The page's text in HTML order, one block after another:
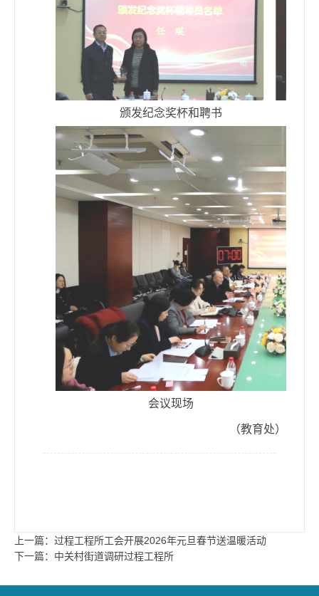
颁发纪念奖杯和聘书
会议现场
（教育处）
上一篇：过程工程所工会开展2026年元旦春节送温暖活动
下一篇：中关村街道调研过程工程所